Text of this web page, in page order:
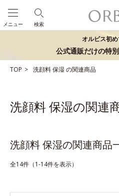
検索
メニュー
オルビス初
公式通販だけの特
TOP 洗顔料保湿の関連商品
洗顔料 保湿の関連
洗顔料 保湿の関連商品
全14件（1-14件を表示）